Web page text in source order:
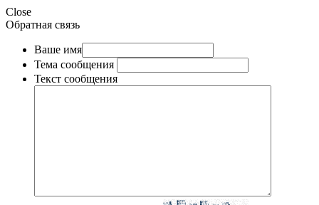
Close
Обратная связь
Ваше имя
Тема сообщения
Текст сообщения